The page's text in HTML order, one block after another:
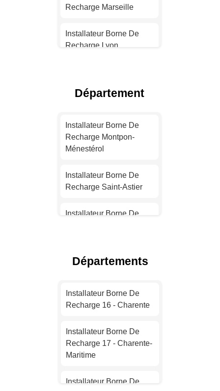
Recharge Marseille
Installateur Borne De
Recharge Lyon
Recharge Nice
Installateur Borne De
Installateur Borne De
Installateur Borne De
Installateur Borne De
Installateur Borne De
Recharge Rennes
Installateur Borne De
Département
Installateur Borne De
Recharge Montpon-
Ménestérol
Installateur Borne De
Recharge Saint-Astier
Installateur Borne De
Recharge Champcevinel
Installateur Borne De
Recharge Neuvic
Installateur Borne De
Recharge Nontron
Recharge Terrasson-
Départements
Installateur Borne De
Recharge 16 - Charente
Installateur Borne De
Recharge 17 - Charente-
Maritime
Installateur Borne De